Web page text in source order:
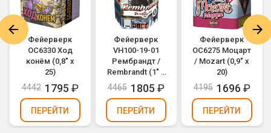
Фейерверк
ОС6330 Ход
конём (0,8" х
25)
4442 1795 ₽
ПЕРЕЙТИ
Фейерверк
VH100-19-01
Рембрандт /
Rembrandt (1" х
19)
4465 1805 ₽
ПЕРЕЙТИ
Фейерверк
ОС6275 Моцарт
/ Mozart (0,9" х
20)
4195 1696 ₽
ПЕРЕЙТИ